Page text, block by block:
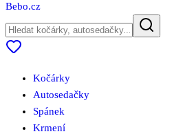
Bebo.cz
Kočárky
Autosedačky
Spánek
Krmení